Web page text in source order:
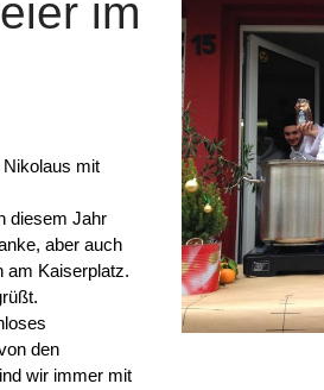
im
Nikolaus mit
diesem Jahr
aber auch
am Kaiserplatz.
den
wir immer mit